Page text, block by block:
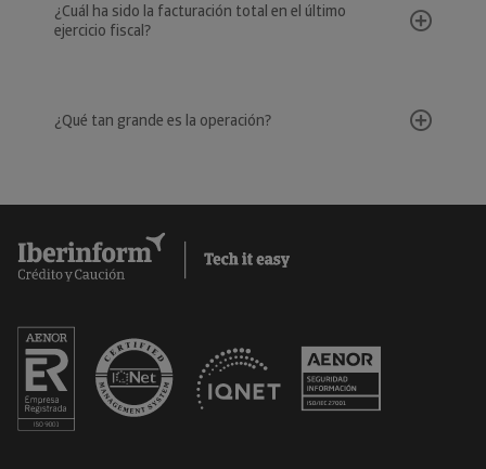
¿Cuál ha sido la facturación total en el último
ejercicio fiscal?
¿Qué tan grande es la operación?